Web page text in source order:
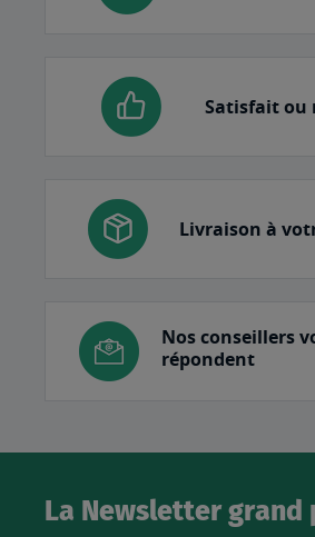
Satisfait ou
Livraison à
Nos conseillers
répondent
La Newsletter grand